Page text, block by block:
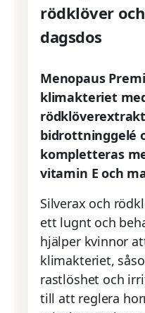
rödklöver
dagsdos
Menopaus
klimakteriet
bidrottninggelé
kompletteras
vitamin E och
Silverax och
ett lugnt och
hjälper kvinnor
klimakteriet,
rastlöshet och
till att reglera